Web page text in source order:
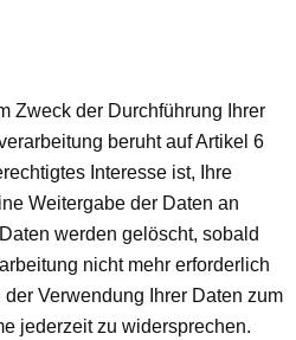
Zweck der Durchführung Ihrer
beruht auf Artikel 6
Interesse ist, Ihre
Weitergabe der Daten an
werden gelöscht, sobald
nicht mehr erforderlich
Verwendung Ihrer Daten zum
jederzeit zu widersprechen.